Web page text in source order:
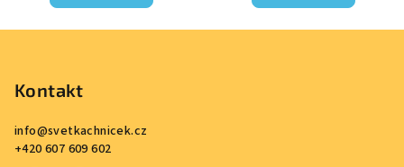
Kontakt
info@svetkachnicek.cz
+420 607 609 602